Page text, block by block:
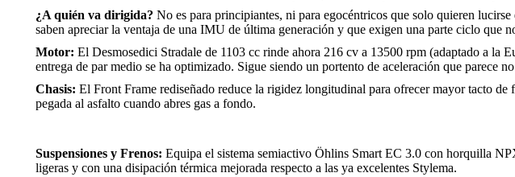
¿A quién va dirigida? No es para principiantes, ni para egocéntricos que solo quieren
saben apreciar la ventaja de una IMU de última generación y que exigen una parte ciclo que
Motor: El Desmosedici Stradale de 1103 cc rinde ahora 216 cv a 13500 rpm (adaptado a la
entrega de par medio se ha optimizado. Sigue siendo un portento de aceleración que parece
Chasis: El Front Frame rediseñado reduce la rigidez longitudinal para ofrecer mayor tacto de
pegada al asfalto cuando abres gas a fondo.
Suspensiones y Frenos: Equipa el sistema semiactivo Öhlins Smart EC 3.0 con horquilla
ligeras y con una disipación térmica mejorada respecto a las ya excelentes Stylema.